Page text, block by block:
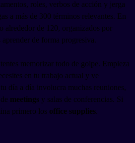
roles, verbos de acción y jerga
a más de 300 términos relevantes. En
alrededor de 120, organizados por
aprender de forma progresiva.
memorizar todo de golpe. Empieza
en tu trabajo actual y ve
día a día involucra muchas reuniones,
meetings y salas de conferencias. Si
primero los office supplies.